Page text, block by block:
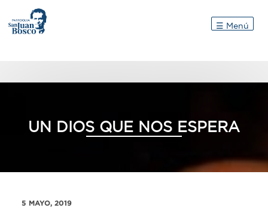
Inicio
☰ Menú
UN DIOS QUE NOS ESPERA
5 MAYO, 2019